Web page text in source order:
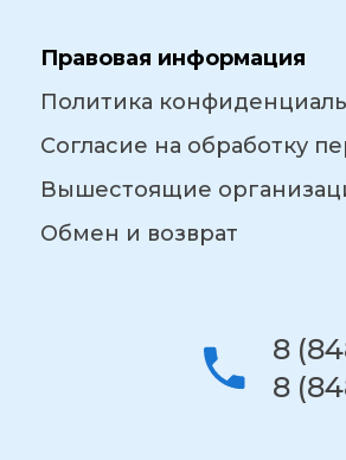
Правовая информация
Политика
Согласие на обработку
Вышестоящие
Обмен и возврат
8
8